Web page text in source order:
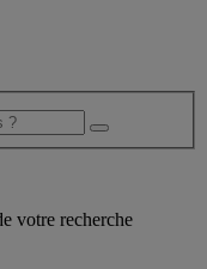
votre recherche